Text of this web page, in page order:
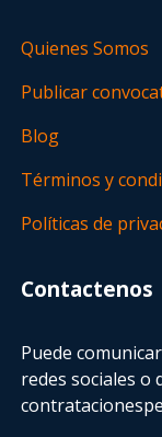
Quienes Somos
Publicar
Blog
Términos y
Políticas de
Contactenos
Puede
redes sociales o